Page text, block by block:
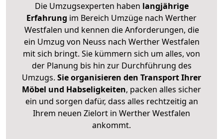
Die Umzugsexperten haben langjährige
Erfahrung im Bereich Umzüge nach Werther
Westfalen und kennen die Anforderungen, die
ein Umzug von Neuss nach Werther Westfalen
mit sich bringt. Sie kümmern sich um alles, von
der Planung bis hin zur Durchführung des
Umzugs. Sie organisieren den Transport Ihrer
Möbel und Habseligkeiten, packen alles sicher
ein und sorgen dafür, dass alles rechtzeitig an
Ihrem neuen Zielort in Werther Westfalen
ankommt.